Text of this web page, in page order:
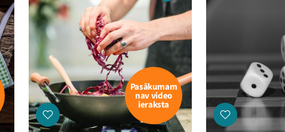
Pasākumam
nav video
ieraksta